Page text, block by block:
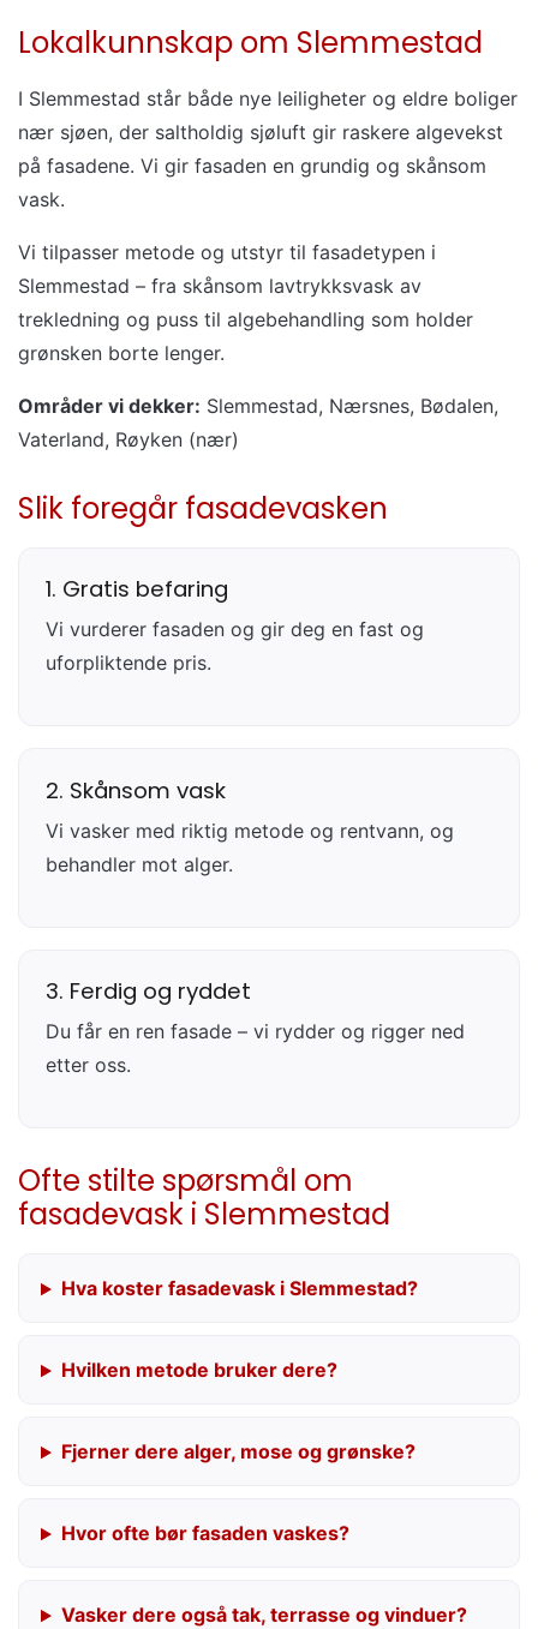
Lokalkunnskap om Slemmestad
I Slemmestad står både nye leiligheter og eldre boliger
nær sjøen, der saltholdig sjøluft gir raskere algevekst
på fasadene. Vi gir fasaden en grundig og skånsom
vask.
Vi tilpasser metode og utstyr til fasadetypen i
Slemmestad – fra skånsom lavtrykksvask av
trekledning og puss til algebehandling som holder
grønsken borte lenger.
Områder vi dekker: Slemmestad, Nærsnes, Bødalen,
Vaterland, Røyken (nær)
Slik foregår fasadevasken
1. Gratis befaring
Vi vurderer fasaden og gir deg en fast og
uforpliktende pris.
2. Skånsom vask
Vi vasker med riktig metode og rentvann, og
behandler mot alger.
3. Ferdig og ryddet
Du får en ren fasade – vi rydder og rigger ned
etter oss.
Ofte stilte spørsmål om
fasadevask i Slemmestad
Hva koster fasadevask i Slemmestad?
Hvilken metode bruker dere?
Fjerner dere alger, mose og grønske?
Hvor ofte bør fasaden vaskes?
Vasker dere også tak, terrasse og vinduer?